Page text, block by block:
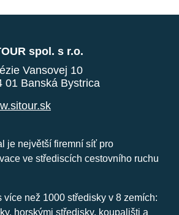
spol. s r.o.
Vansovej 10
01 Banská Bystrica
je největší firemní síť pro
ve střediscích cestovního ruchu
více než 1000 středisky v 8 zemích:
horskými středisky, koupališti a